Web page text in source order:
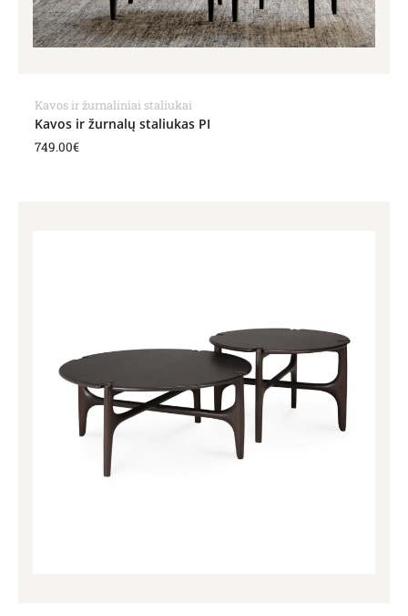
Kavos ir žurnaliniai staliukai
Kavos ir žurnalų staliukas PI
749.00€